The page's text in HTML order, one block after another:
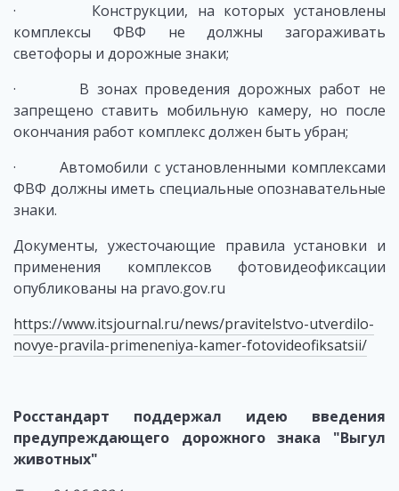
· Конструкции, на которых установлены
комплексы ФВФ не должны загораживать
светофоры и дорожные знаки;
· В зонах проведения дорожных работ не
запрещено ставить мобильную камеру, но после
окончания работ комплекс должен быть убран;
· Автомобили с установленными комплексами
ФВФ должны иметь специальные опознавательные
знаки.
Документы, ужесточающие правила установки и
применения комплексов фотовидеофиксации
опубликованы на pravo.gov.ru
https://www.itsjournal.ru/news/pravitelstvo-utverdilo-
novye-pravila-primeneniya-kamer-fotovideofiksatsii/
Росстандарт поддержал идею введения
предупреждающего дорожного знака "Выгул
животных"